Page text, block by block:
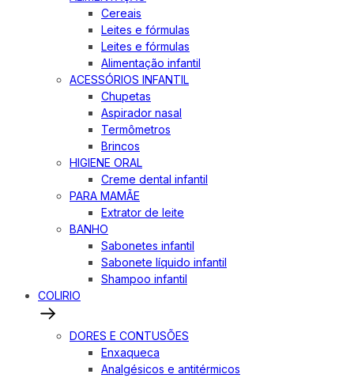
Cereais
Leites e fórmulas
Leites e fórmulas
Alimentação infantil
ACESSÓRIOS INFANTIL
Chupetas
Aspirador nasal
Termômetros
Brincos
HIGIENE ORAL
Creme dental infantil
PARA MAMÃE
Extrator de leite
BANHO
Sabonetes infantil
Sabonete líquido infantil
Shampoo infantil
COLIRIO
DORES E CONTUSÕES
Enxaqueca
Analgésicos e antitérmicos